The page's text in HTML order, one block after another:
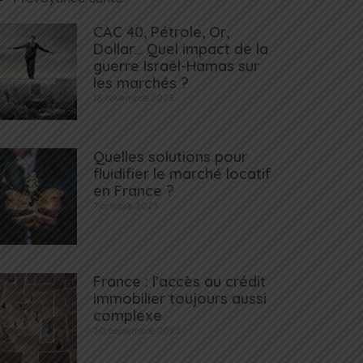
CAC 40, Pétrole, Or,
Dollar… Quel impact de la
guerre Israël-Hamas sur
les marchés ?
18 novembre 2023
Quelles solutions pour
fluidifier le marché locatif
en France ?
7 octobre 2023
France : l’accès au crédit
immobilier toujours aussi
complexe
30 septembre 2023